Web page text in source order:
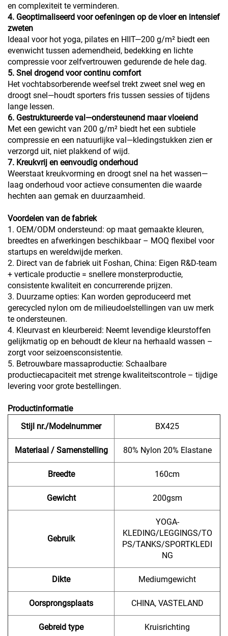
en complexiteit te verminderen.
4. Geoptimaliseerd voor oefeningen op de vloer en intensief
zweten
Ideaal voor hot yoga, pilates en HIIT—200 g/m² biedt een
evenwicht tussen ademendheid, bedekking en lichte
compressie voor zelfvertrouwen gedurende de hele dag.
5. Snel drogend voor continu comfort
Het vochtabsorberende weefsel trekt zweet snel weg en
droogt snel—houdt sporters fris tussen sessies of tijdens
lange lessen.
6. Gestruktureerde val—ondersteunend maar vloeiend
Met een gewicht van 200 g/m² biedt het een subtiele
compressie en een natuurlijke val—kledingstukken zien er
verzorgd uit, niet plakkend of wijd.
7. Kreukvrij en eenvoudig onderhoud
Weerstaat kreukvorming en droogt snel na het wassen—
laag onderhoud voor actieve consumenten die waarde
hechten aan gemak en duurzaamheid.
Voordelen van de fabriek
1. OEM/ODM ondersteund: op maat gemaakte kleuren,
breedtes en afwerkingen beschikbaar – MOQ flexibel voor
startups en wereldwijde merken.
2. Direct van de fabriek uit Foshan, China: Eigen R&D-team
+ verticale productie = snellere monsterproductie,
consistente kwaliteit en concurrerende prijzen.
3. Duurzame opties: Kan worden geproduceerd met
gerecycled nylon om de milieudoelstellingen van uw merk
te ondersteunen.
4. Kleurvast en kleurbereid: Neemt levendige kleurstoffen
gelijkmatig op en behoudt de kleur na herhaald wassen –
zorgt voor seizoensconsistentie.
5. Betrouwbare massaproductie: Schaalbare
productiecapaciteit met strenge kwaliteitscontrole – tijdige
levering voor grote bestellingen.
Productinformatie
Stijl nr./Modelnummer
BX425
Materiaal / Samenstelling 80% Nylon 20% Elastane
Breedte 160cm
Gewicht 200gsm
Gebruik
YOGA-
KLEDING/LEGGINGS/TO
PS/TANKS/SPORTKLEDI
NG
Dikte Mediumgewicht
Oorsprongsplaats CHINA, VASTELAND
Gebreid type Kruisrichting